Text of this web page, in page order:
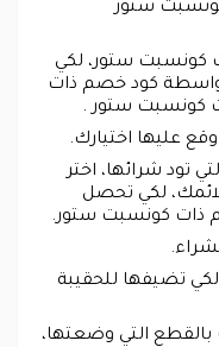
كونسبت ستور
كونسبت ستور، لكي
بواسطة كود خصم ذات
كونسبت ستور .
عليها اختيارك.
تود شرائها، اختر
لكي تحصل
ذات كونسبت ستور.
تضيفها للحقيبة
بالقطع التي وضعتها،